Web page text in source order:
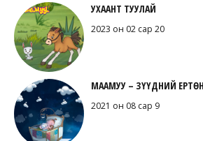
УХААНТ ТУУЛАЙ
2023 он 02 сар 20
МААМУУ – ЗҮҮДНИЙ
2021 он 08 сар 9